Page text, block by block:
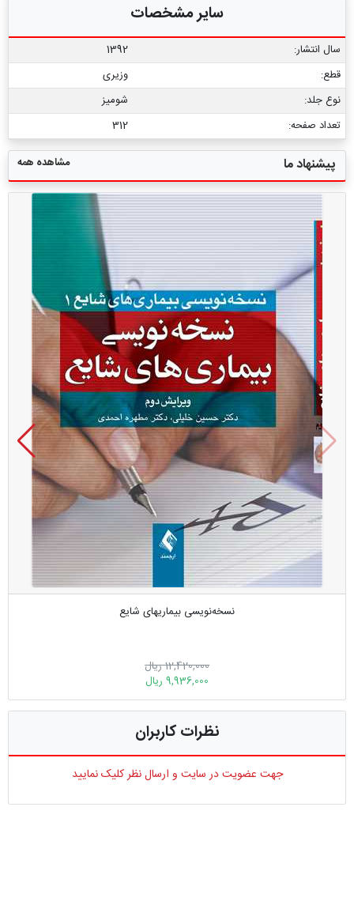
سایر مشخصات
سال انتشار:
1392
قطع:
وزیری
نوع جلد:
شومیز
تعداد صفحه:
312
پیشنهاد ما مشاهده همه
نسخه‌نویسی بیماریهای شایع
12,420,000 ریال
9,936,000 ریال
نظرات کاربران
جهت عضویت در سایت و ارسال نظر کلیک نمایید